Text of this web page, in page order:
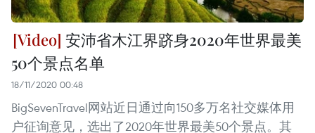
安沛省木江界跻身2020年世界最美
50个景点名单
18/11/2020 00:48
BigSevenTravel网站近日通过向150多万名社交媒体用
户征询意见，选出了2020年世界最美50个景点。其